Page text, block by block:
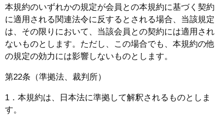
本規約のいずれかの規定が会員との本規約に基づく契約
に適用される関連法令に反するとされる場合、当該規定
は、その限りにおいて、当該会員との契約には適用され
ないものとします。ただし、この場合でも、本規約の他
の規定の効力には影響しないものとします。
第22条（準拠法、裁判所）
1．本規約は、日本法に準拠して解釈されるものとしま
す。